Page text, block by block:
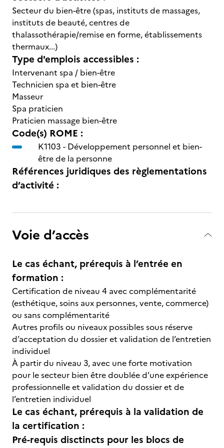
Secteur du bien-être (spas, instituts de massages,
instituts de beauté, centres de
thalassothérapie/remise en forme, établissements
thermaux...)
Type d'emplois accessibles :
Intervenant spa / bien-être
Technicien spa et bien-être
Masseur
Spa praticien
Praticien massage bien-être
Code(s) ROME :
K1103 - Développement personnel et bien-
être de la personne
Références juridiques des règlementations
d’activité :
Voie d’accès
Le cas échant, prérequis à l’entrée en
formation :
Certification de niveau 4 avec complémentarité
(esthétique, soins aux personnes, vente, commerce)
ou sans complémentarité
Autres profils ou niveaux possibles sous réserve
d’acceptation du dossier et validation de l’entretien
individuel
À partir du niveau 3, avec une forte motivation
pour le secteur bien être doublée d’une expérience
professionnelle et validation du dossier et de
l’entretien individuel
Le cas échant, prérequis à la validation de
la certification :
Pré-requis disctincts pour les blocs de